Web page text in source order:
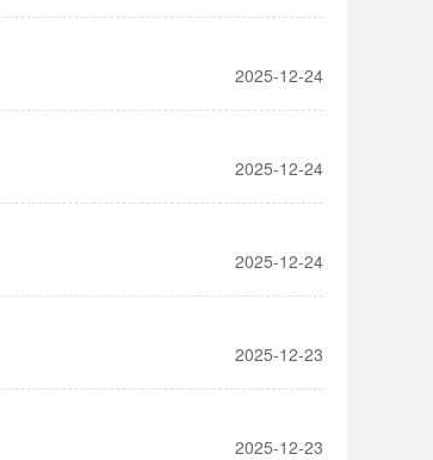
2025-12-24
2025-12-24
2025-12-24
2025-12-23
2025-12-23